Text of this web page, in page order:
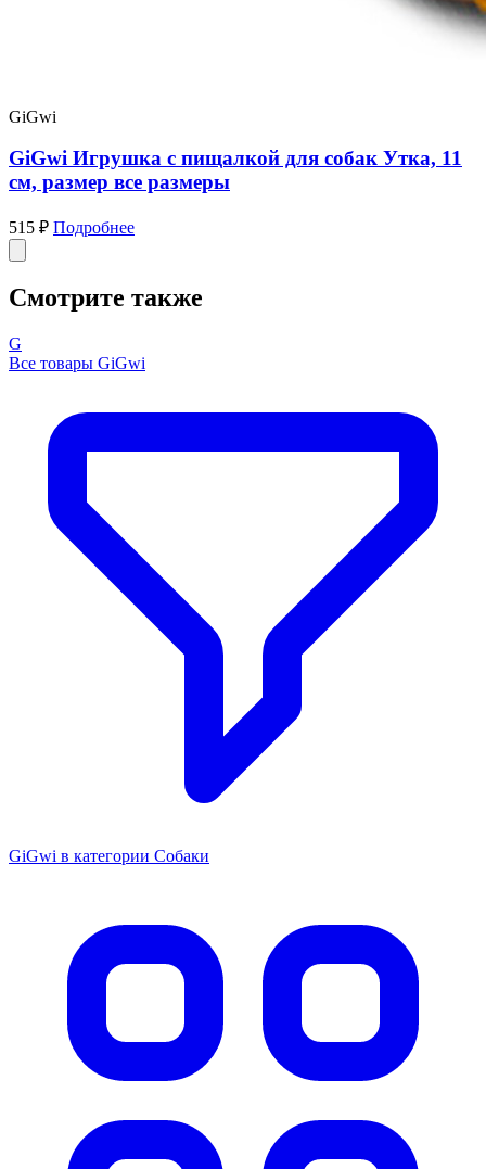
GiGwi
GiGwi Игрушка с пищалкой для собак Утка, 11
см, размер все размеры
515 ₽ Подробнее
Смотрите также
G
Все товары GiGwi
GiGwi в категории Собаки